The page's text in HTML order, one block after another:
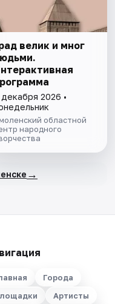
велик и мног
2026 •
областной
народного
→
Города
Артисты